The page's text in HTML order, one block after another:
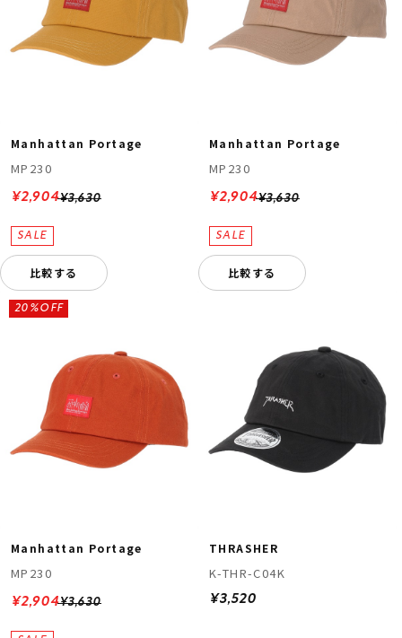
Manhattan Portage
MP230
¥3,630
¥2,904
比較する
Manhattan Portage
MP230
¥3,630
¥2,904
比較する
Manhattan Portage
MP230
¥3,630
20%OFF
¥2,904
THRASHER
K-THR-C04K
¥3,520